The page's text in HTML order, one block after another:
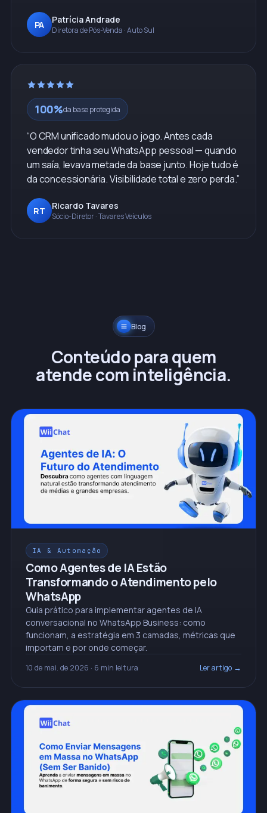
PA Patrícia Andrade
Diretora de Pós-Venda ·Auto Sul
100%da base protegida
“O CRM unificado mudou o jogo. Antes cada
vendedor tinha seu WhatsApp pessoal — quando
um saía, levava metade da base junto. Hoje tudo é
da concessionária. Visibilidade total e zero perda.”
RT Ricardo Tavares
Sócio-Diretor·Tavares Veículos
Blog
Conteúdo para quem
atende com inteligência.
IA & Automação
Como Agentes de IA Estão
Transformando o Atendimento pelo
WhatsApp
Guia prático para implementar agentes de IA
conversacional no WhatsApp Business: como
funcionam, a estratégia em 3 camadas, métricas que
importam e por onde começar.
10 de mai. de 2026 · 6 min leitura Ler artigo →